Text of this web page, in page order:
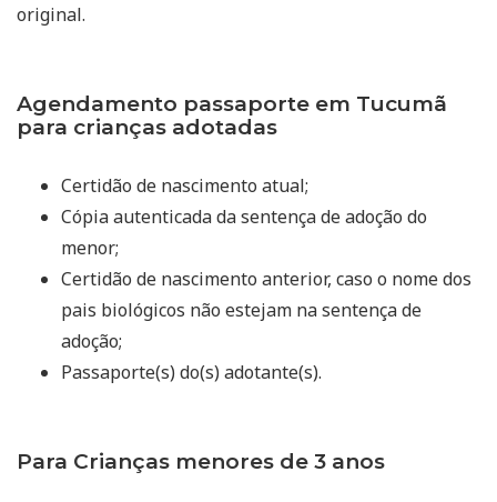
original.
Agendamento passaporte em Tucumã
para crianças adotadas
Certidão de nascimento atual;
Cópia autenticada da sentença de adoção do
menor;
Certidão de nascimento anterior, caso o nome dos
pais biológicos não estejam na sentença de
adoção;
Passaporte(s) do(s) adotante(s).
Para Crianças menores de 3 anos